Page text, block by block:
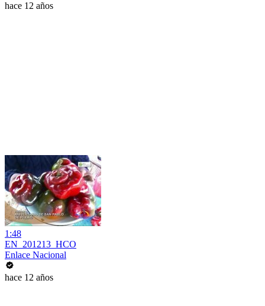
hace 12 años
1:48
EN_201213_HCO
Enlace Nacional
hace 12 años